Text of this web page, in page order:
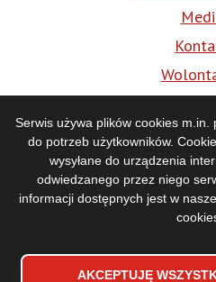
Serwis używa plików cookies
do potrzeb użytkowników.
wysyłane do urządzenia
odwiedzanego przez niego
informacji dostępnych jest w
AKCEPTUJĘ
WYCOFAJ ZGODĘ